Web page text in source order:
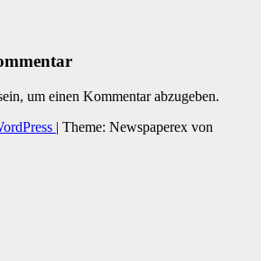
um einen Kommentar abzugeben.
| Theme: Newspaperex von